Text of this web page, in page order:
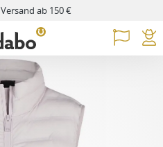
Versand ab 150 €